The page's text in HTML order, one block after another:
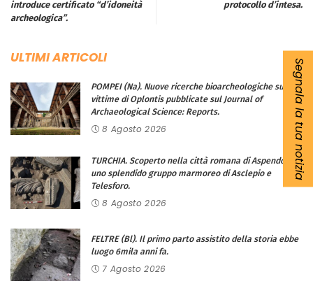
introduce certificato “d’idoneità
archeologica”.
protocollo d’intesa.
ULTIMI ARTICOLI
POMPEI (Na). Nuove ricerche bioarcheologiche sulle
vittime di Oplontis pubblicate sul Journal of
Archaeological Science: Reports.
8 Agosto 2026
TURCHIA. Scoperto nella città romana di Aspendos
uno splendido gruppo marmoreo di Asclepio e
Telesforo.
8 Agosto 2026
FELTRE (Bl). Il primo parto assistito della storia ebbe
luogo 6mila anni fa.
7 Agosto 2026
Segnala la tua notizia